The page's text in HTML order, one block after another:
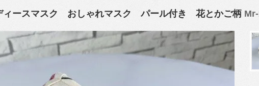
ースマスク おしゃれマスク パール付き 花とかご柄